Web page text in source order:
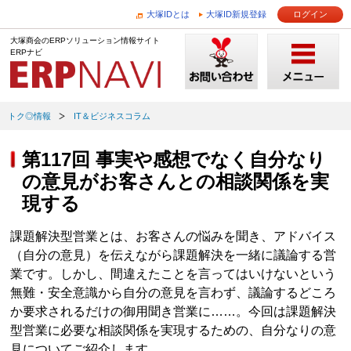
大塚IDとは 大塚ID新規登録 ログイン
大塚商会のERPソリューション情報サイト
ERPナビ
トク◎情報 IT＆ビジネスコラム
第117回 事実や感想でなく自分なり
の意見がお客さんとの相談関係を実
現する
課題解決型営業とは、お客さんの悩みを聞き、アドバイス
（自分の意見）を伝えながら課題解決を一緒に議論する営
業です。しかし、間違えたことを言ってはいけないという
無難・安全意識から自分の意見を言わず、議論するどころ
か要求されるだけの御用聞き営業に……。今回は課題解決
型営業に必要な相談関係を実現するための、自分なりの意